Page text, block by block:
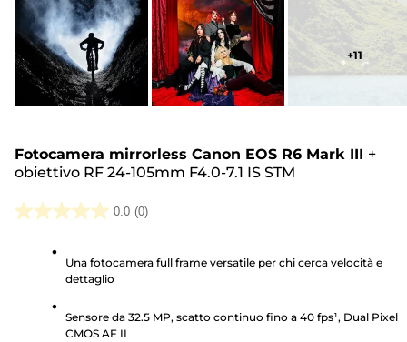
+11
Fotocamera mirrorless Canon EOS R6 Mark III +
obiettivo RF 24-105mm F4.0-7.1 IS STM
0.0 (0)
0.0
Una fotocamera full frame versatile per chi cerca velocità e
dettaglio
Sensore da 32.5 MP, scatto continuo fino a 40 fps¹, Dual Pixel
CMOS AF II